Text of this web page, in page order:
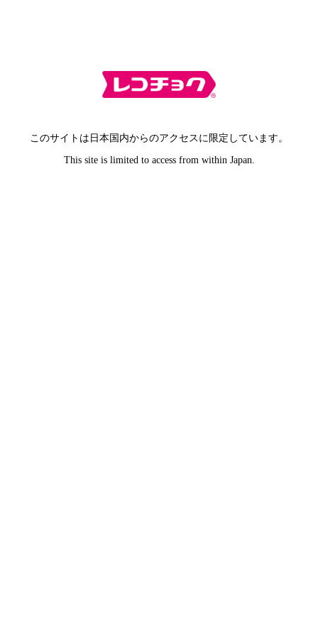
このサイトは日本国内からのアクセスに限定しています。
This site is limited to access from within Japan.